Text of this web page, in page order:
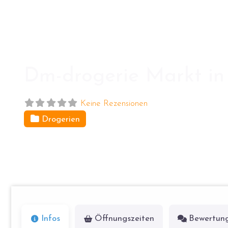
Keine Rezensionen
Drogerien
Infos Öffnungszeiten